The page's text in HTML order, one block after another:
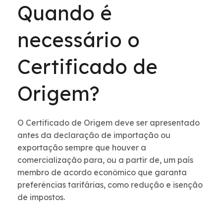
Quando é
necessário o
Certificado de
Origem?
O Certificado de Origem deve ser apresentado
antes da declaração de importação ou
exportação sempre que houver a
comercialização para, ou a partir de, um país
membro de acordo econômico que garanta
preferências tarifárias, como redução e isenção
de impostos.